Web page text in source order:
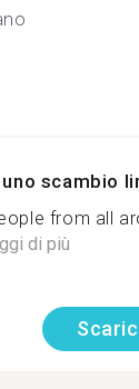
scambio
from all
di più